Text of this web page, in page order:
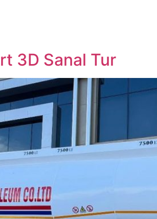
3D Sanal Tur